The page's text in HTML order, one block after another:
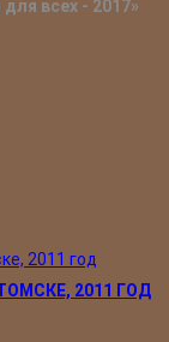
всех - 2017»
2011 ГОД